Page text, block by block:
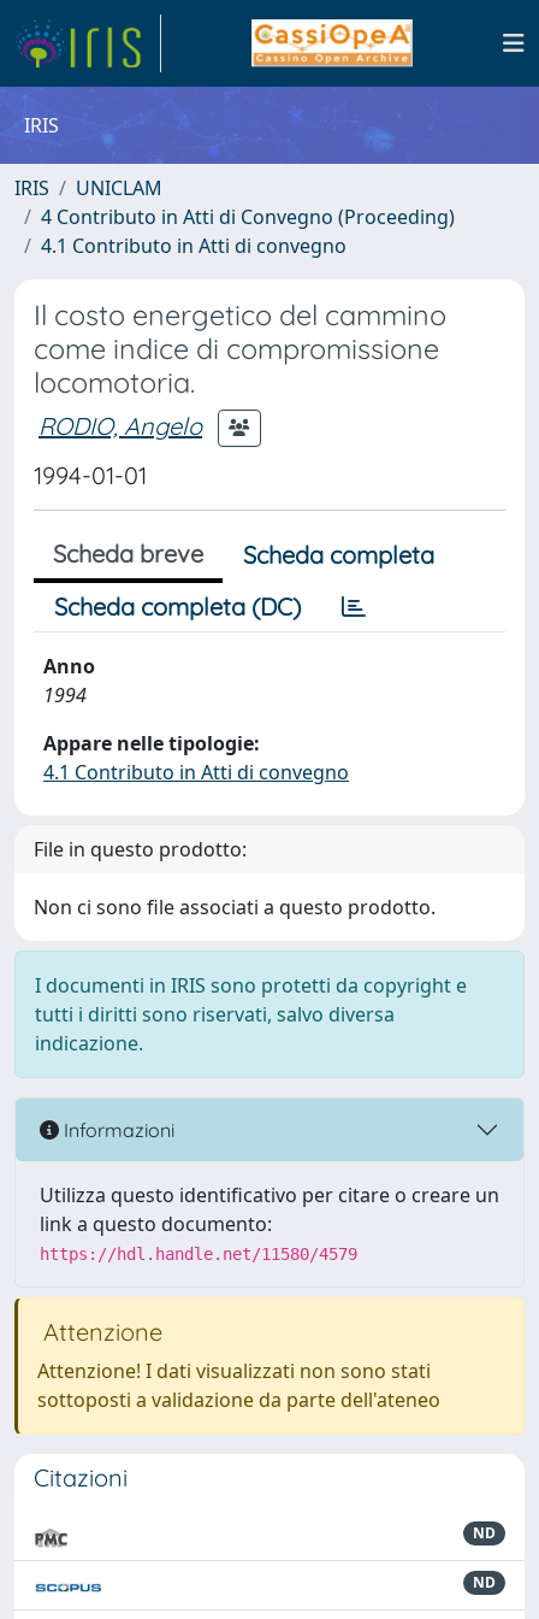
IRIS
IRIS
UNICLAM
4 Contributo in Atti di Convegno (Proceeding)
4.1 Contributo in Atti di convegno
Il costo energetico del cammino
come indice di compromissione
locomotoria.
RODIO, Angelo
1994-01-01
Scheda breve
Scheda completa
Scheda completa (DC)
Anno
1994
Appare nelle tipologie:
4.1 Contributo in Atti di convegno
File in questo prodotto:
Non ci sono file associati a questo prodotto.
I documenti in IRIS sono protetti da copyright e
tutti i diritti sono riservati, salvo diversa
indicazione.
Informazioni
Utilizza questo identificativo per citare o creare un
link a questo documento:
https://hdl.handle.net/11580/4579
Attenzione
Attenzione! I dati visualizzati non sono stati
sottoposti a validazione da parte dell'ateneo
Citazioni
ND
ND